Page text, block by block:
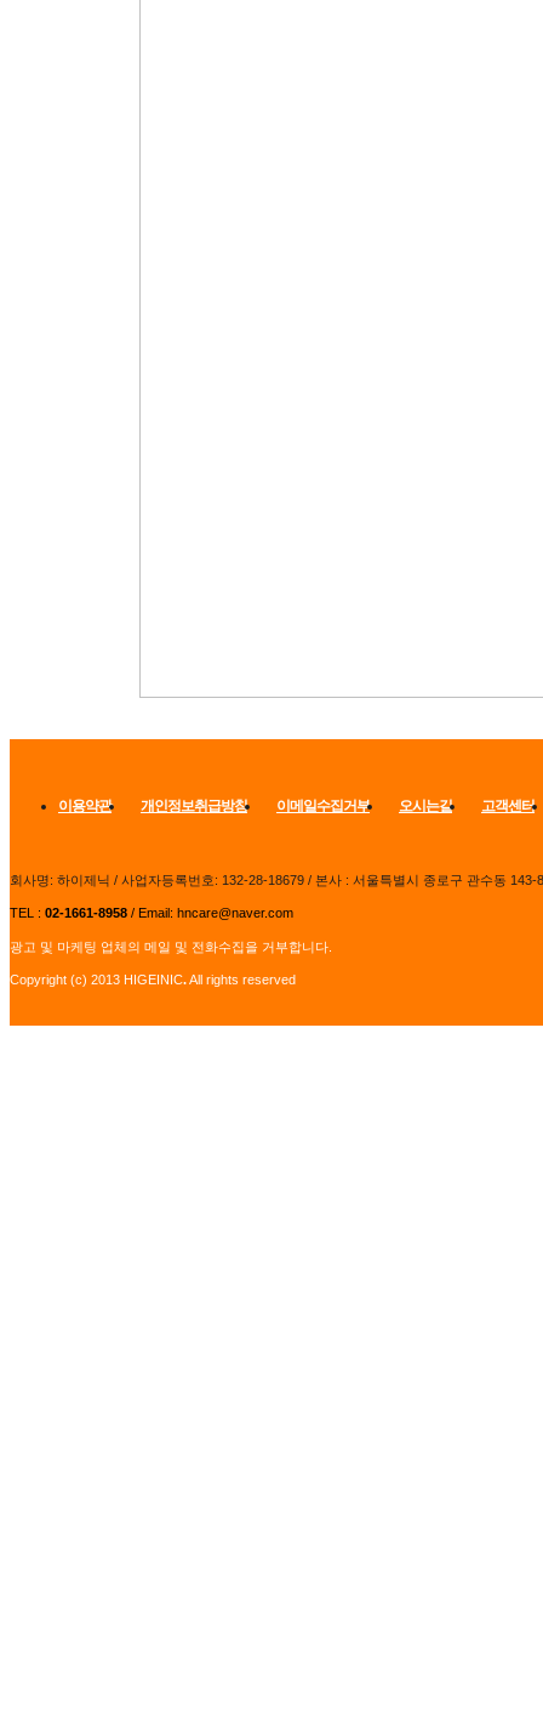
이용약관 개인정보취급방침 이메일수집거부 오시는길 고객센터
회사명: 하이제닉 / 사업자등록번호: 132-28-18679 / 본사 : 서울특별시 종로구 관수동 143-8
TEL : 02-1661-8958 / Email: hncare@naver.com
광고 및 마케팅 업체의 메일 및 전화수집을 거부합니다.
Copyright (c) 2013 HIGEINIC.All rights reserved